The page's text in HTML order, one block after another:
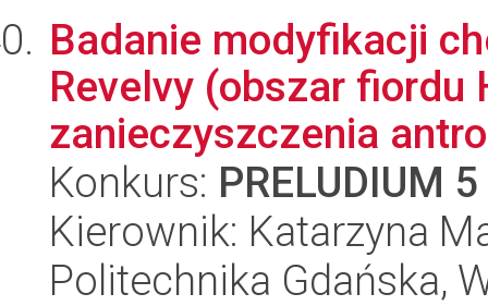
Badanie modyfikacji
Revelvy (obszar fiordu
zanieczyszczenia
Konkurs: PRELUDIUM 5
Kierownik: Katarzyna
Politechnika Gdańska,